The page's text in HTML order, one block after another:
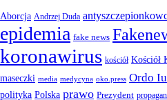
Aborcja Andrzej Duda
epidemia fake news
koronawirus kościół Kościół
maseczki media medycyna oko.press Ordo
polityka Polska prawo Prezydent